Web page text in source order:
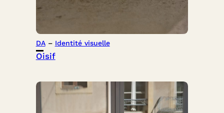
DA – Identité visuelle
Oisif